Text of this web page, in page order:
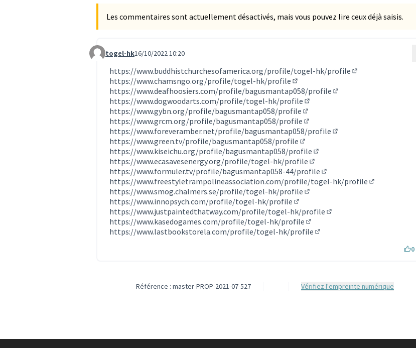
Les commentaires sont actuellement désactivés, mais vous pouvez lire ceux déjà saisis.
Commentaire 2115 (réponse au commentaire 1142)
togel-hk16/10/2022 10:20
https://www.buddhistchurchesofamerica.org/profile/togel-hk/profile
https://www.chamsngo.org/profile/togel-hk/profile
(Lien externe)
https://www.deafhoosiers.com/profile/bagusmantap058/profile
https://www.dogwoodarts.com/profile/togel-hk/profile
(Lien externe)
https://www.gybn.org/profile/bagusmantap058/profile
(Lien externe)
https://www.grcm.org/profile/bagusmantap058/profile
(Lien externe)
https://www.foreveramber.net/profile/bagusmantap058/profile
https://www.green.tv/profile/bagusmantap058/profile
(Lien externe)
https://www.kiseichu.org/profile/bagusmantap058/profile
(Lien externe)
https://www.ecasavesenergy.org/profile/togel-hk/profile
(Lien externe)
https://www.formuler.tv/profile/bagusmantap058-44/profile
(Lien externe)
https://www.freestyletrampolineassociation.com/profile/togel-hk/profile
https://www.smog.chalmers.se/profile/togel-hk/profile
https://www.innopsych.com/profile/togel-hk/profile
(Lien externe)
https://www.justpaintedthatway.com/profile/togel-hk/profile
https://www.kasedogames.com/profile/togel-hk/profile
(Lien externe)
https://www.lastbookstorela.com/profile/togel-hk/profile
0
Référence : master-PROP-2021-07-527 Vérifiez l'empreinte numérique